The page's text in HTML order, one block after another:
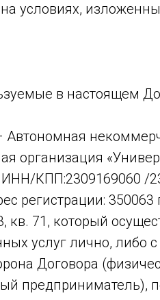
условиях,
в настоящем
Автономная
организация
ИНН/КПП:2309169060 /
регистрации:
кв. 71, который
услуг лично, либо
Договора
предприниматель),